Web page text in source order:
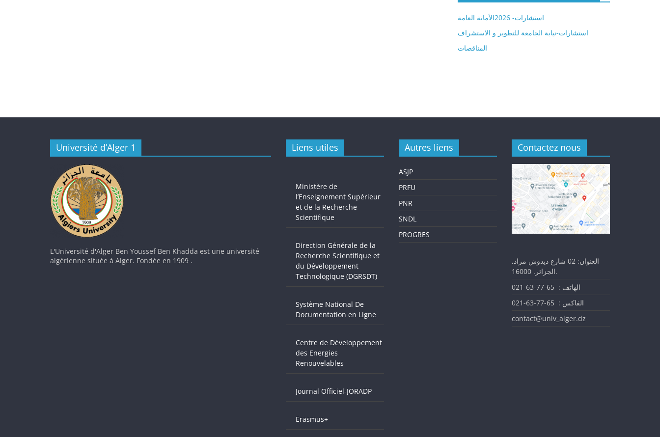
استشارات- 2026الأمانة العامة
استشارات-نيابة الجامعة للتطوير و الاستشراف
المناقصات
Université d’Alger 1
L'Université d'Alger Ben Youssef Ben Khadda est une université
algérienne située à Alger. Fondée en 1909 .
Liens utiles
Ministère de
l’Enseignement Supérieur
et de la Recherche
Scientifique
Direction Générale de la
Recherche Scientifique et
du Développement
Technologique (DGRSDT)
Système National De
Documentation en Ligne
Centre de Développement
des Energies
Renouvelables
Journal Officiel-JORADP
Erasmus+
Autres liens
ASJP
PRFU
PNR
SNDL
PROGRES
Contactez nous
العنوان: 02 شارع ديدوش مراد,
الجزائر. 16000.
الهاتف : 65-77-63-021
الفاكس : 65-77-63-021
contact@univ_alger.dz